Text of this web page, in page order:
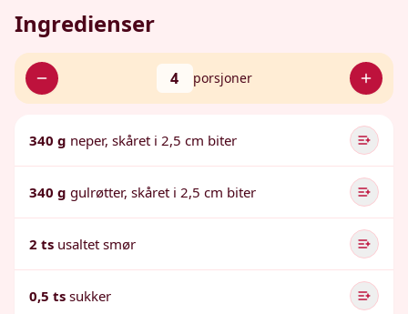
Ingredienser
4 porsjoner
340 g neper, skåret i 2,5 cm biter
340 g gulrøtter, skåret i 2,5 cm biter
2 ts usaltet smør
0,5 ts sukker